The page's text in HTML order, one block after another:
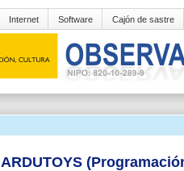
Internet Software Cajón de sastre
ARDUTOYS